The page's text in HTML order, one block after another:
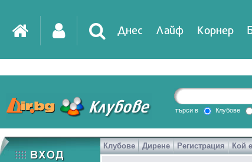
Днес Лайф Корнер
търси в Клубове
Клубове Дирене Регистрация Кой